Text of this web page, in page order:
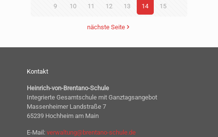
9 10 11 12 13 14 15
nächste Seite
Kontakt
Heinrich-von-Brentano-Schule
Integrierte Gesamtschule mit Ganztagsangebot
Massenheimer Landstraße 7
65239 Hochheim am Main
E-Mail: verwaltung@brentano-schule.de